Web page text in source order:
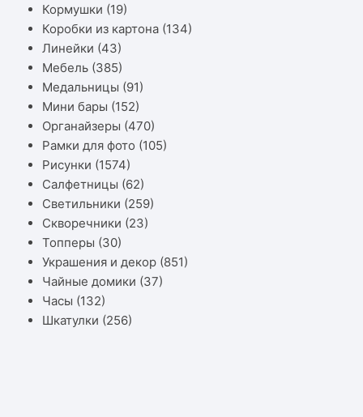
Кормушки (19)
Коробки из картона (134)
Линейки (43)
Мебель (385)
Медальницы (91)
Мини бары (152)
Органайзеры (470)
Рамки для фото (105)
Рисунки (1574)
Салфетницы (62)
Светильники (259)
Скворечники (23)
Топперы (30)
Украшения и декор (851)
Чайные домики (37)
Часы (132)
Шкатулки (256)